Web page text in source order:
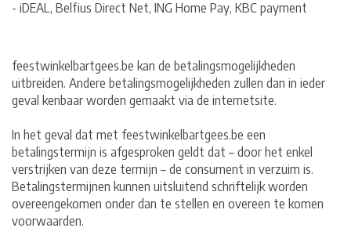
- iDEAL, Belfius Direct Net, ING Home Pay, KBC payment
feestwinkelbartgees.be kan de betalingsmogelijkheden
uitbreiden. Andere betalingsmogelijkheden zullen dan in ieder
geval kenbaar worden gemaakt via de internetsite.
In het geval dat met feestwinkelbartgees.be een
betalingstermijn is afgesproken geldt dat – door het enkel
verstrijken van deze termijn – de consument in verzuim is.
Betalingstermijnen kunnen uitsluitend schriftelijk worden
overeengekomen onder dan te stellen en overeen te komen
voorwaarden.